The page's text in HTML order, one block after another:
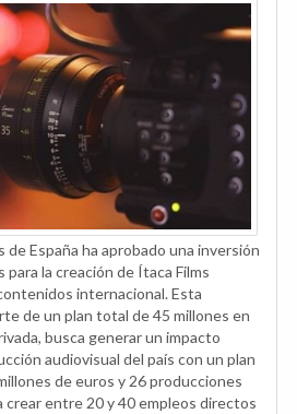
España ha aprobado una inversión
la creación de Ítaca Films
internacional. Esta
de un plan total de 45 millones en
busca generar un impacto
audiovisual del país con un plan
de euros y 26 producciones
crear entre 20 y 40 empleos directos